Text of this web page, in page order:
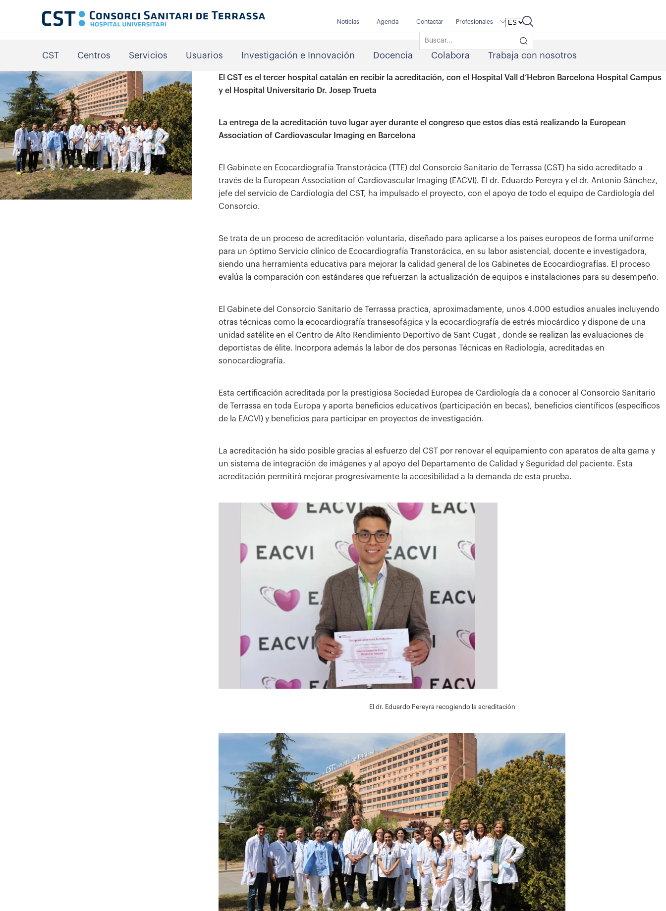
Notícias Agenda Contactar Profesionales
CST Centros Servicios Usuarios Investigación e Innovación Docencia Colabora Trabaja con nosotros
El CST es el tercer hospital catalán en recibir la acreditación, con el Hospital Vall d’Hebron Barcelona Hospital Campus
y el Hospital Universitario Dr. Josep Trueta
La entrega de la acreditación tuvo lugar ayer durante el congreso que estos días está realizando la European
Association of Cardiovascular Imaging en Barcelona
El Gabinete en Ecocardiografía Transtorácica (TTE) del Consorcio Sanitario de Terrassa (CST) ha sido acreditado a
través de la European Association of Cardiovascular Imaging (EACVI). El dr. Eduardo Pereyra y el dr. Antonio Sánchez,
jefe del servicio de Cardiología del CST, ha impulsado el proyecto, con el apoyo de todo el equipo de Cardiología del
Consorcio.
Se trata de un proceso de acreditación voluntaria, diseñado para aplicarse a los países europeos de forma uniforme
para un óptimo Servicio clínico de Ecocardiografía Transtorácica, en su labor asistencial, docente e investigadora,
siendo una herramienta educativa para mejorar la calidad general de los Gabinetes de Ecocardiografías. El proceso
evalúa la comparación con estándares que refuerzan la actualización de equipos e instalaciones para su desempeño.
El Gabinete del Consorcio Sanitario de Terrassa practica, aproximadamente, unos 4.000 estudios anuales incluyendo
otras técnicas como la ecocardiografía transesofágica y la ecocardiografía de estrés miocárdico y dispone de una
unidad satélite en el Centro de Alto Rendimiento Deportivo de Sant Cugat , donde se realizan las evaluaciones de
deportistas de élite. Incorpora además la labor de dos personas Técnicas en Radiología, acreditadas en
sonocardiografía.
Esta certificación acreditada por la prestigiosa Sociedad Europea de Cardiología da a conocer al Consorcio Sanitario
de Terrassa en toda Europa y aporta beneficios educativos (participación en becas), beneficios científicos (específicos
de la EACVI) y beneficios para participar en proyectos de investigación.
La acreditación ha sido posible gracias al esfuerzo del CST por renovar el equipamiento con aparatos de alta gama y
un sistema de integración de imágenes y al apoyo del Departamento de Calidad y Seguridad del paciente. Esta
acreditación permitirá mejorar progresivamente la accesibilidad a la demanda de esta prueba.
El dr. Eduardo Pereyra recogiendo la acreditación